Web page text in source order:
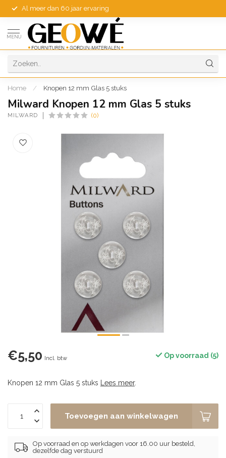
Al meer dan 60 jaar ervaring
MENU
Home / Knopen 12 mm Glas 5 stuks
Milward Knopen 12 mm Glas 5 stuks
MILWARD (0)
€5,50 Incl. btw Op voorraad (5)
Knopen 12 mm Glas 5 stuks Lees meer.
Toevoegen aan winkelwagen
Op voorraad en op werkdagen voor 16.00 uur besteld,
dezelfde dag verstuurd